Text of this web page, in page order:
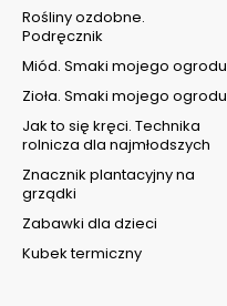
Rośliny ozdobne.
Podręcznik
Miód. Smaki mojego ogrodu
Zioła. Smaki mojego ogrodu
Jak to się kręci. Technika
rolnicza dla najmłodszych
Znacznik plantacyjny na
grządki
Zabawki dla dzieci
Kubek termiczny